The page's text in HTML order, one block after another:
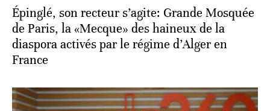
Épinglé, son recteur s’agite: Grande Mosquée
de Paris, la «Mecque» des haineux de la
diaspora activés par le régime d’Alger en
France